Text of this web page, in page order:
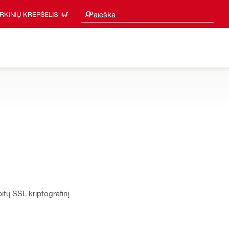
KREPŠELIS Paieška
Paieškos pasiūlymai
SSL kriptografinį